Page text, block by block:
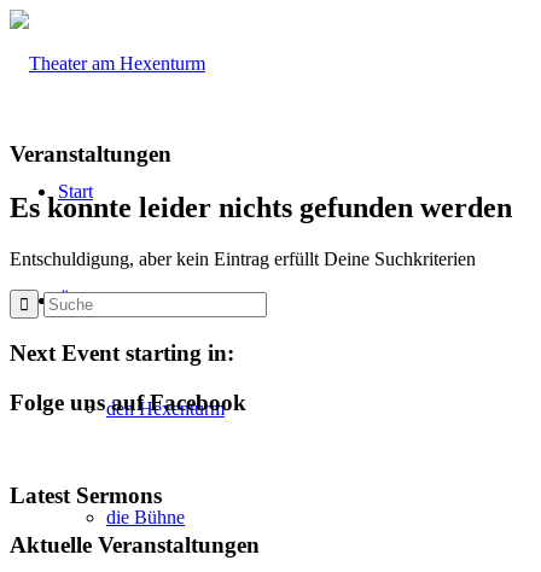
Start
Über
den Hexenturm
die Bühne
Veranstaltungen
Es konnte leider nichts gefunden werden
Entschuldigung, aber kein Eintrag erfüllt Deine Suchkriterien
Next Event starting in:
Folge uns auf Facebook
Latest Sermons
Aktuelle Veranstaltungen